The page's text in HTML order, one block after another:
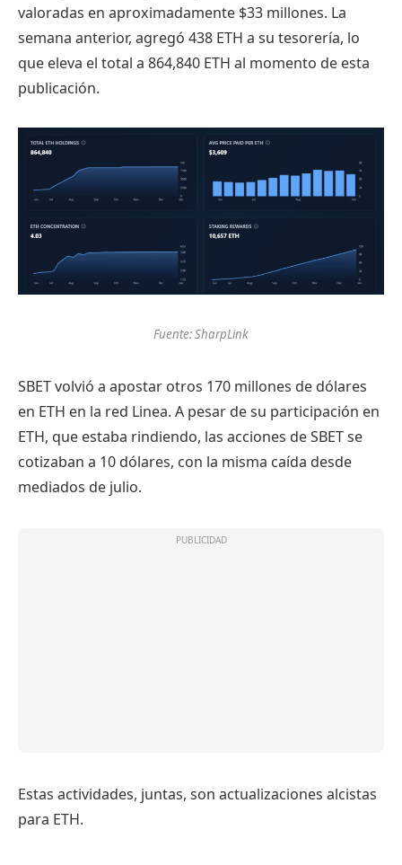
valoradas en aproximadamente $33 millones. La
semana anterior, agregó 438 ETH a su tesorería, lo
que eleva el total a 864,840 ETH al momento de esta
publicación.
Fuente: SharpLink
SBET volvió a apostar otros 170 millones de dólares
en ETH en la red Linea. A pesar de su participación en
ETH, que estaba rindiendo, las acciones de SBET se
cotizaban a 10 dólares, con la misma caída desde
mediados de julio.
Estas actividades, juntas, son actualizaciones alcistas
para ETH.